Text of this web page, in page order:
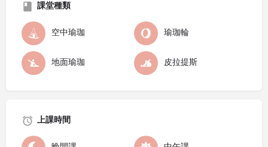
課堂種類
空中瑜珈 瑜珈輪
地面瑜珈 皮拉提斯
上課時間